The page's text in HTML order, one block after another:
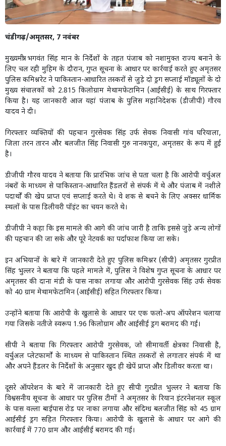
चंडीगढ़/अमृतसर, 7 नवंबर
मुख्यमंत्री भगवंत सिंह मान के निर्देशों के तहत पंजाब को नशामुक्त राज्य बनाने के
लिए चल रही मुहिम के दौरान, गुप्त सूचना के आधार पर कार्रवाई करते हुए अमृतसर
पुलिस कमिश्नरेट ने पाकिस्तान-आधारित तस्करों से जुड़े दो ड्रग सप्लाई मॉड्यूलों के दो
मुख्य संचालकों को 2.815 किलोग्राम मेथामफेटामिन (आईसीई) के साथ गिरफ्तार
किया है। यह जानकारी आज यहां पंजाब के पुलिस महानिदेशक (डीजीपी) गौरव
यादव ने दी।
गिरफ्तार व्यक्तियों की पहचान गुरसेवक सिंह उर्फ सेवक निवासी गांव घरियाला,
जिला तरन तारन और बलजीत सिंह निवासी गुरु नानकपुरा, अमृतसर के रूप में हुई
है।
डीजीपी गौरव यादव ने बताया कि प्रारंभिक जांच से पता चला है कि आरोपी वर्चुअल
नंबरों के माध्यम से पाकिस्तान-आधारित हैंडलरों से संपर्क में थे और पंजाब में नशीले
पदार्थों की खेप प्राप्त एवं सप्लाई करते थे। वे शक से बचने के लिए अक्सर धार्मिक
स्थलों के पास डिलीवरी पॉइंट का चयन करते थे।
डीजीपी ने कहा कि इस मामले की आगे की जांच जारी है ताकि इससे जुड़े अन्य लोगों
की पहचान की जा सके और पूरे नेटवर्क का पर्दाफाश किया जा सके।
इन अभियानों के बारे में जानकारी देते हुए पुलिस कमिश्नर (सीपी) अमृतसर गुरप्रीत
सिंह भुल्लर ने बताया कि पहले मामले में, पुलिस ने विशेष गुप्त सूचना के आधार पर
अमृतसर की दाना मंडी के पास नाका लगाया और आरोपी गुरसेवक सिंह उर्फ सेवक
को 40 ग्राम मेथामफेटामिन (आईसीई) सहित गिरफ्तार किया।
उन्होंने बताया कि आरोपी के खुलासे के आधार पर एक फलो-अप ऑपरेशन चलाया
गया जिसके नतीजे स्वरूप 1.96 किलोग्राम और आईसीई ड्रग बरामद की गई।
सीपी ने बताया कि गिरफ्तार आरोपी गुरसेवक, जो सीमावर्ती क्षेत्र का निवासी है,
वर्चुअल प्लेटफार्मों के माध्यम से पाकिस्तान स्थित तस्करों से लगातार संपर्क में था
और अपने हैंडलर के निर्देशों के अनुसार खुद ही खेपें प्राप्त और डिलीवर करता था।
दूसरे ऑपरेशन के बारे में जानकारी देते हुए सीपी गुरप्रीत भुल्लर ने बताया कि
विश्वसनीय सूचना के आधार पर पुलिस टीमों ने अमृतसर के रियान इंटरनेशनल स्कूल
के पास वल्ला बाईपास रोड पर नाका लगाया और संदिग्ध बलजीत सिंह को 45 ग्राम
आईसीई ड्रग सहित गिरफ्तार किया। आरोपी के खुलासे के आधार पर आगे की
कार्रवाई में 770 ग्राम और आईसीई बरामद की गई।